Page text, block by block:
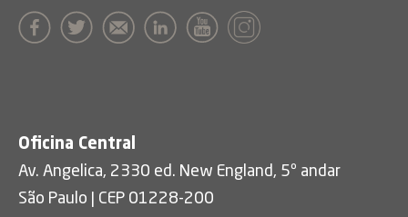
Oficina Central
Av. Angelica, 2330 ed. New England, 5º andar
São Paulo | CEP 01228-200